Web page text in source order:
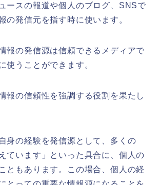
ースの報道や個人のブログ、SNSで
の発信元を指す時に使います。
報の発信源は信頼できるメディアで
使うことができます。
報の信頼性を強調する役割を果たし
身の経験を発信源として、多くの
ています」といった具合に、個人の
ともあります。この場合、個人の経